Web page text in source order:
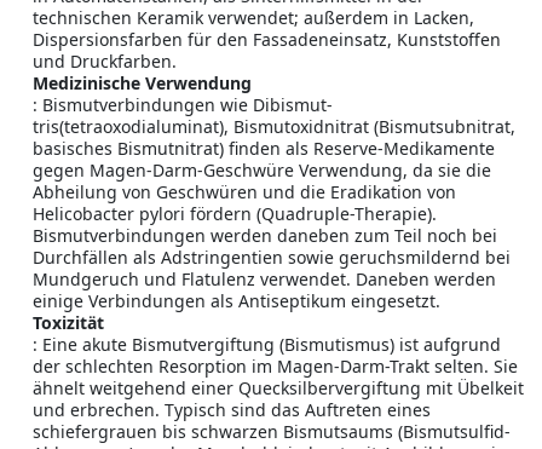
technischen Keramik verwendet; außerdem in Lacken,
Dispersionsfarben für den Fassadeneinsatz, Kunststoffen
und Druckfarben.
Medizinische Verwendung
: Bismutverbindungen wie Dibismut-
tris(tetraoxodialuminat), Bismutoxidnitrat (Bismutsubnitrat,
basisches Bismutnitrat) finden als Reserve-Medikamente
gegen Magen-Darm-Geschwüre Verwendung, da sie die
Abheilung von Geschwüren und die Eradikation von
Helicobacter pylori fördern (Quadruple-Therapie).
Bismutverbindungen werden daneben zum Teil noch bei
Durchfällen als Adstringentien sowie geruchsmildernd bei
Mundgeruch und Flatulenz verwendet. Daneben werden
einige Verbindungen als Antiseptikum eingesetzt.
Toxizität
: Eine akute Bismutvergiftung (Bismutismus) ist aufgrund
der schlechten Resorption im Magen-Darm-Trakt selten. Sie
ähnelt weitgehend einer Quecksilbervergiftung mit Übelkeit
und erbrechen. Typisch sind das Auftreten eines
schiefergrauen bis schwarzen Bismutsaums (Bismutsulfid-